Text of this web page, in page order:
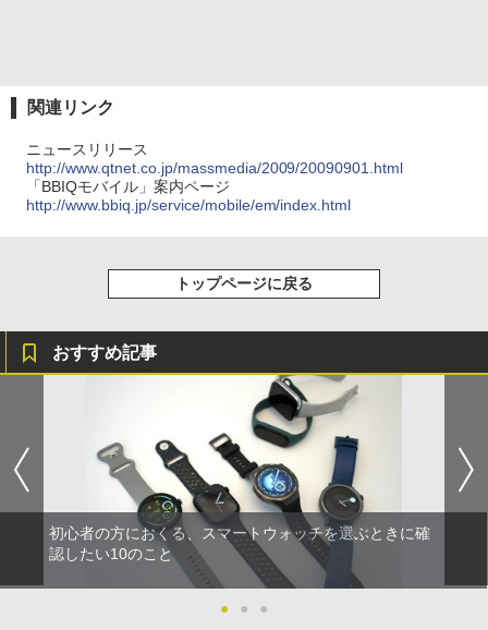
関連リンク
ニュースリリース
http://www.qtnet.co.jp/massmedia/2009/20090901.html
「BBIQモバイル」案内ページ
http://www.bbiq.jp/service/mobile/em/index.html
トップページに戻る
おすすめ記事
初心者の方におくる、スマートウォッチを選ぶときに確
認したい10のこと
● ● ●